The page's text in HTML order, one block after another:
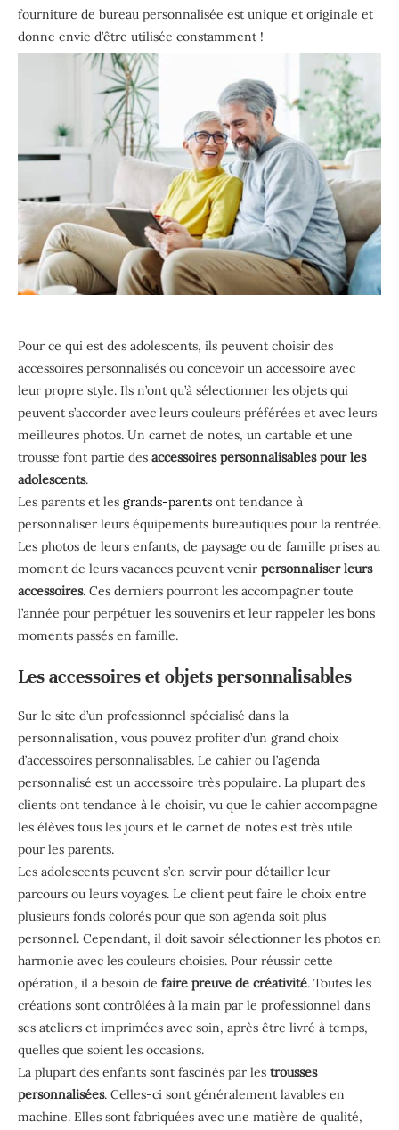
fourniture de bureau personnalisée est unique et originale et
donne envie d’être utilisée constamment !
Pour ce qui est des adolescents, ils peuvent choisir des
accessoires personnalisés ou concevoir un accessoire avec
leur propre style. Ils n’ont qu’à sélectionner les objets qui
peuvent s’accorder avec leurs couleurs préférées et avec leurs
meilleures photos. Un carnet de notes, un cartable et une
trousse font partie des accessoires personnalisables pour les
adolescents.
Les parents et les grands-parents ont tendance à
personnaliser leurs équipements bureautiques pour la rentrée.
Les photos de leurs enfants, de paysage ou de famille prises au
moment de leurs vacances peuvent venir personnaliser leurs
accessoires. Ces derniers pourront les accompagner toute
l’année pour perpétuer les souvenirs et leur rappeler les bons
moments passés en famille.
Les accessoires et objets personnalisables
Sur le site d’un professionnel spécialisé dans la
personnalisation, vous pouvez profiter d’un grand choix
d’accessoires personnalisables. Le cahier ou l’agenda
personnalisé est un accessoire très populaire. La plupart des
clients ont tendance à le choisir, vu que le cahier accompagne
les élèves tous les jours et le carnet de notes est très utile
pour les parents.
Les adolescents peuvent s’en servir pour détailler leur
parcours ou leurs voyages. Le client peut faire le choix entre
plusieurs fonds colorés pour que son agenda soit plus
personnel. Cependant, il doit savoir sélectionner les photos en
harmonie avec les couleurs choisies. Pour réussir cette
opération, il a besoin de faire preuve de créativité. Toutes les
créations sont contrôlées à la main par le professionnel dans
ses ateliers et imprimées avec soin, après être livré à temps,
quelles que soient les occasions.
La plupart des enfants sont fascinés par les trousses
personnalisées. Celles-ci sont généralement lavables en
machine. Elles sont fabriquées avec une matière de qualité,